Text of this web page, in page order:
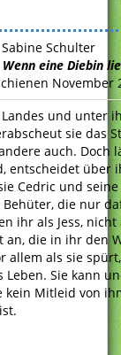
Sabine Schulter
Wenn eine Diebin
November
und unter
sie das
auch. Doch
entscheidet über
Cedric und
die nur
ihr als Jess,
die in ihr den
allem als sie
Sie kann
kein Mitleid von